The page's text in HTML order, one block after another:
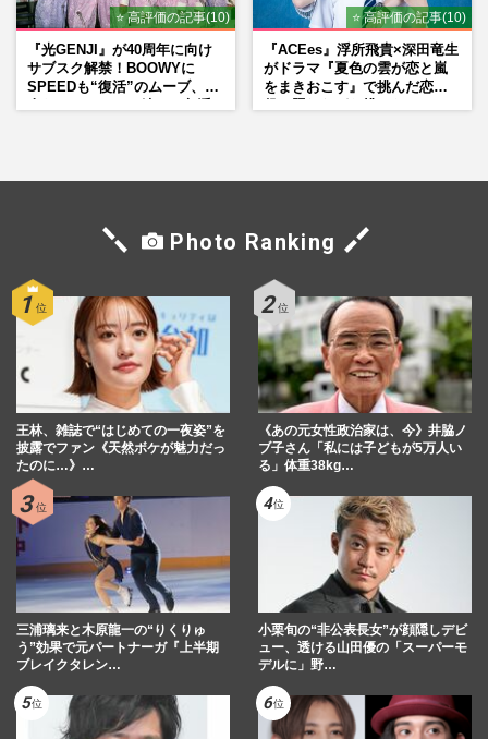
⭐ 高評価の記事(10)
『光GENJI』が40周年に向け
サブスク解禁！BOOWYに
SPEEDも“復活”のムーブ、本
⭐ 高評価の記事(10)
『ACEes』浮所飛貴×深田竜生
がドラマ『夏色の雲が恋と嵐
をまきおこす』で挑んだ恋人
Photo Ranking
王林、雑誌で“はじめての一夜姿”を
披露でファン《天然ボケが魅力だっ
たのに…》…
《あの元女性政治家は、今》井脇ノ
ブ子さん「私には子どもが5万人い
る」体重38kg…
三浦璃来と木原龍一の“りくりゅ
う”効果で元パートナーガ『上半期
ブレイクタレン…
小栗旬の“非公表長女”が顔隠しデビ
ュー、透ける山田優の「スーパーモ
デルに」野…